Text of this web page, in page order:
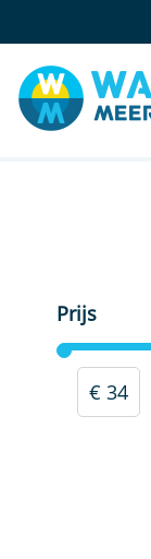
Prijs
€ 34